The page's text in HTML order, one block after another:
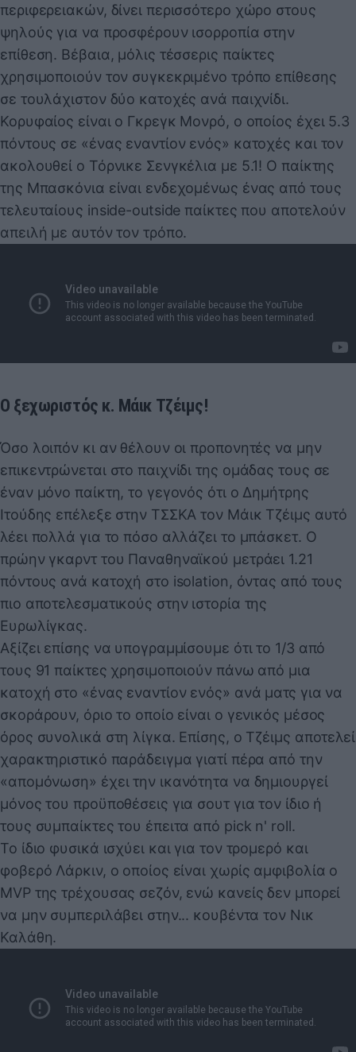
περιφερειακών, δίνει περισσότερο χώρο στους
ψηλούς για να προσφέρουν ισορροπία στην
επίθεση. Βέβαια, μόλις τέσσερις παίκτες
χρησιμοποιούν τον συγκεκριμένο τρόπο επίθεσης
σε τουλάχιστον δύο κατοχές ανά παιχνίδι.
Κορυφαίος είναι ο Γκρεγκ Μονρό, ο οποίος έχει 5.3
πόντους σε «ένας εναντίον ενός» κατοχές και τον
ακολουθεί ο Τόρνικε Σενγκέλια με 5.1! Ο παίκτης
της Μπασκόνια είναι ενδεχομένως ένας από τους
τελευταίους inside-outside παίκτες που αποτελούν
απειλή με αυτόν τον τρόπο.
Ο ξεχωριστός κ. Μάικ Τζέιμς!
Όσο λοιπόν κι αν θέλουν οι προπονητές να μην
επικεντρώνεται στο παιχνίδι της ομάδας τους σε
έναν μόνο παίκτη, το γεγονός ότι ο Δημήτρης
Ιτούδης επέλεξε στην ΤΣΣΚΑ τον Μάικ Τζέιμς αυτό
λέει πολλά για το πόσο αλλάζει το μπάσκετ. Ο
πρώην γκαρντ του Παναθηναϊκού μετράει 1.21
πόντους ανά κατοχή στο isolation, όντας από τους
πιο αποτελεσματικούς στην ιστορία της
Ευρωλίγκας.
Αξίζει επίσης να υπογραμμίσουμε ότι το 1/3 από
τους 91 παίκτες χρησιμοποιούν πάνω από μια
κατοχή στο «ένας εναντίον ενός» ανά ματς για να
σκοράρουν, όριο το οποίο είναι ο γενικός μέσος
όρος συνολικά στη λίγκα. Επίσης, ο Τζέιμς αποτελεί
χαρακτηριστικό παράδειγμα γιατί πέρα από την
«απομόνωση» έχει την ικανότητα να δημιουργεί
μόνος του προϋποθέσεις για σουτ για τον ίδιο ή
τους συμπαίκτες του έπειτα από pick n' roll.
Το ίδιο φυσικά ισχύει και για τον τρομερό και
φοβερό Λάρκιν, ο οποίος είναι χωρίς αμφιβολία ο
MVP της τρέχουσας σεζόν, ενώ κανείς δεν μπορεί
να μην συμπεριλάβει στην... κουβέντα τον Νικ
Καλάθη.